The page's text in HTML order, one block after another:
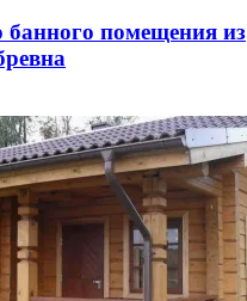
банного помещения из